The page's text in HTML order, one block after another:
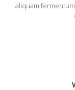
aliquam